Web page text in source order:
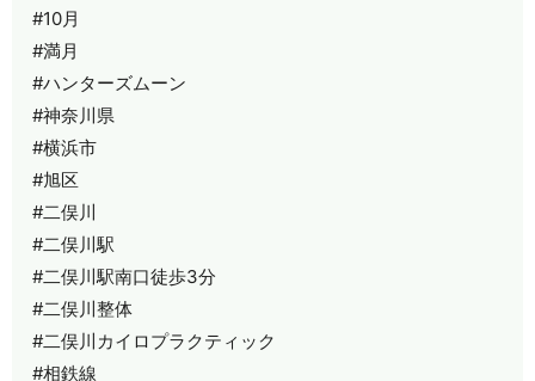
#10月
#満月
#ハンターズムーン
#神奈川県
#横浜市
#旭区
#二俣川
#二俣川駅
#二俣川駅南口徒歩3分
#二俣川整体
#二俣川カイロプラクティック
#相鉄線